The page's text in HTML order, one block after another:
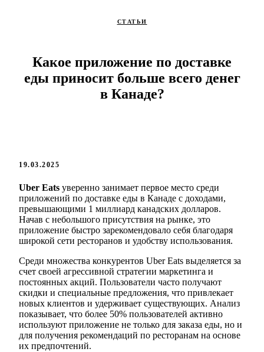
СТАТЬИ
Какое приложение по доставке
еды приносит больше всего денег
в Канаде?
19.03.2025
Uber Eats уверенно занимает первое место среди
приложений по доставке еды в Канаде с доходами,
превышающими 1 миллиард канадских долларов.
Начав с небольшого присутствия на рынке, это
приложение быстро зарекомендовало себя благодаря
широкой сети ресторанов и удобству использования.
Среди множества конкурентов Uber Eats выделяется за
счет своей агрессивной стратегии маркетинга и
постоянных акций. Пользователи часто получают
скидки и специальные предложения, что привлекает
новых клиентов и удерживает существующих. Анализ
показывает, что более 50% пользователей активно
используют приложение не только для заказа еды, но и
для получения рекомендаций по ресторанам на основе
их предпочтений.